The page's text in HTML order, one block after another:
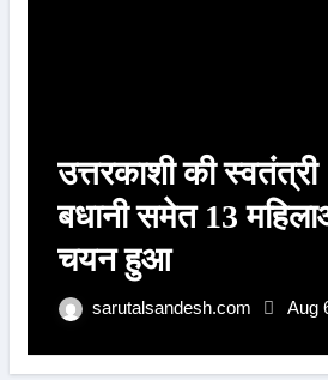
उत्तरकाशी की स्वतंत्री
बधानी समेत 13
चयन हुआ
sarutalsandesh.com Aug